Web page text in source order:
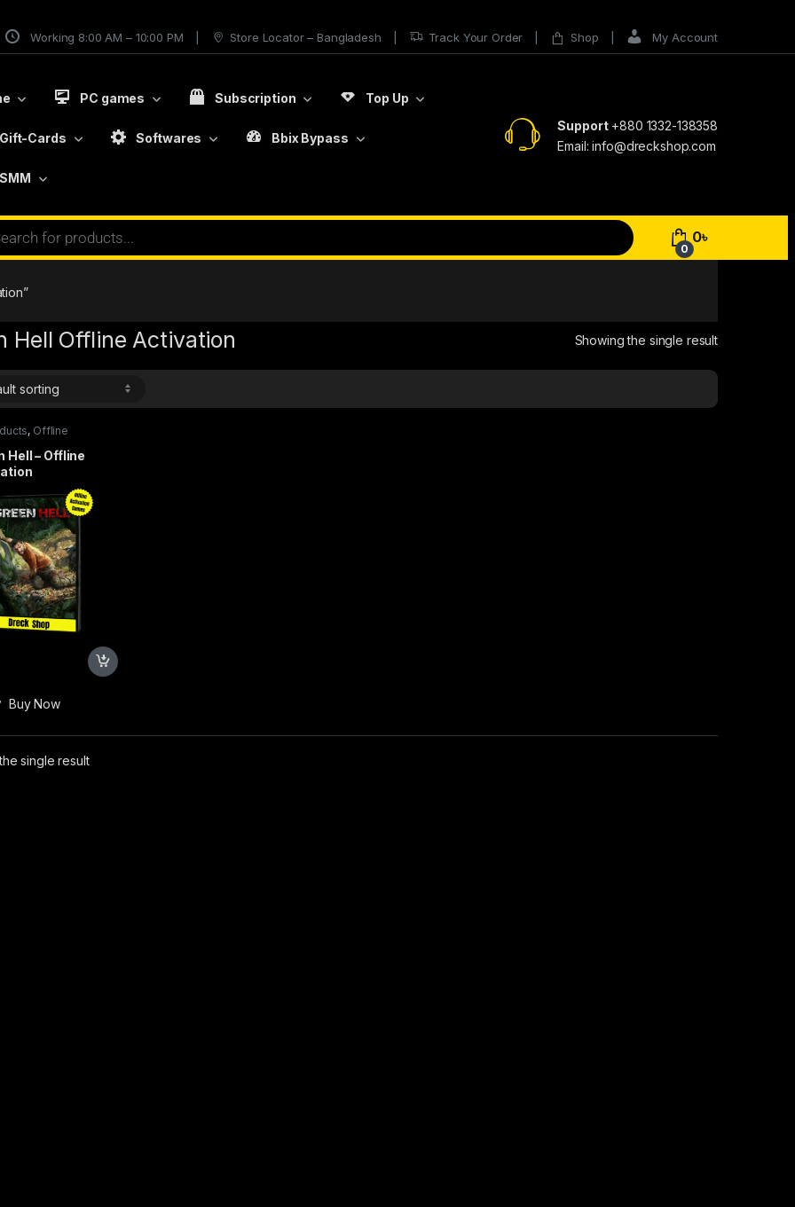
Working 8:00 AM – 10:00 PM Store Locator – Bangladesh Track Your Order Shop My Account
PC games Subscription Top Up
Gift-Cards Softwares Bbix Bypass
SMM
Support+880 1332-138358
Email: info@dreckshop.com
0
0৳
Hell Offline Activation Showing the single result
, Offline
Hell – Offline
Buy Now
single result